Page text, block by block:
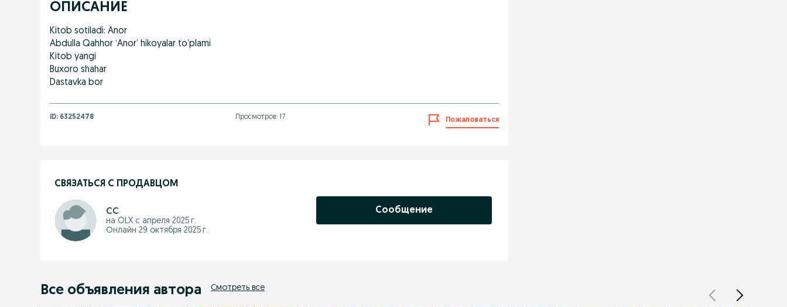
ОПИСАНИЕ
Kitob sotiladi: Anor
Abdulla Qahhor ‘Anor’ hikoyalar to’plami
Kitob yangi
Buxoro shahar
Dastavka bor
ID: 63252478 Просмотров: 17 Пожаловаться
СВЯЗАТЬСЯ С ПРОДАВЦОМ
сс
на OLX с апреля 2025 г.
Онлайн 29 октября 2025 г.
Сообщение
Все объявления автора Смотреть все